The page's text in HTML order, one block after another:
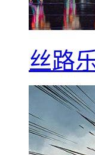
丝路